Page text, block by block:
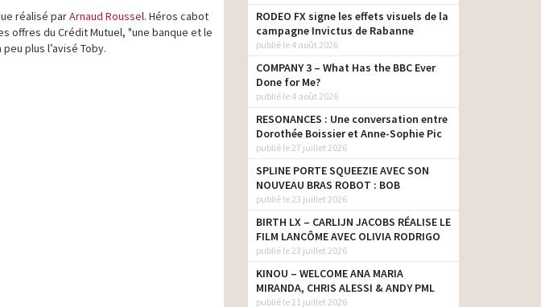
réalisé parArnaud Roussel. Héros cabot
offres du Crédit Mutuel, "une banque et le
plus l’avisé Toby.
RODEO FX signe les effets visuels de la
campagne Invictus de Rabanne
publié le 4 août 2026
COMPANY 3 – What Has the BBC Ever
Done for Me?
publié le 4 août 2026
RESONANCES : Une conversation entre
Dorothée Boissier et Anne-Sophie Pic
publié le 27 juillet 2026
SPLINE PORTE SQUEEZIE AVEC SON
NOUVEAU BRAS ROBOT : BOB
publié le 23 juillet 2026
BIRTH LX – CARLIJN JACOBS RÉALISE LE
FILM LANCÔME AVEC OLIVIA RODRIGO
publié le 23 juillet 2026
KINOU – WELCOME ANA MARIA
MIRANDA, CHRIS ALESSI & ANDY PML
publié le 21 juillet 2026